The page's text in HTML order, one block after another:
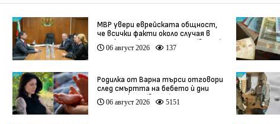
МВР увери еврейската общност,
че всички факти около случая в
Банско ще бъдат изяснени (видео)
06 август 2026 137
Родилка от Варна търси отговори
след смъртта на бебето ѝ дни
преди секцио (видео)
06 август 2026 5151